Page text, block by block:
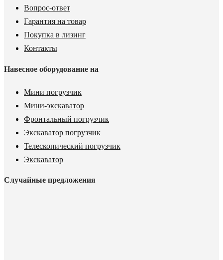
Вопрос-ответ
Гарантия на товар
Покупка в лизинг
Контакты
Навесное оборудование на
Мини погрузчик
Мини-экскаватор
Фронтальный погрузчик
Экскаватор погрузчик
Телескопический погрузчик
Экскаватор
Случайные предложения